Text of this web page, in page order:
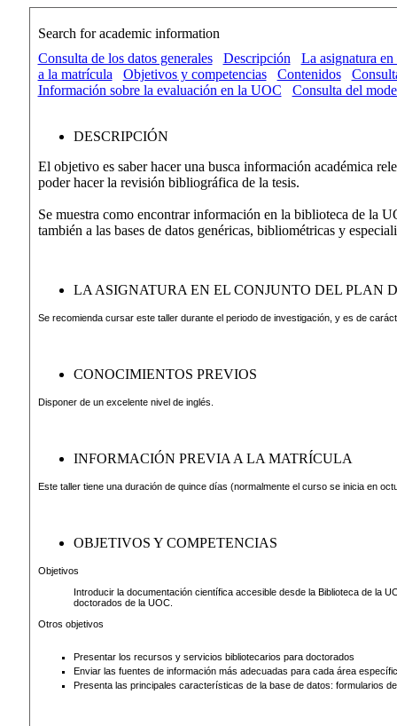
Search for academic information
Consulta de los datos generales
Descripción
La asignatura
a la matrícula
Objetivos y competencias Contenidos
Información sobre la evaluación en la UOC
Consulta del
DESCRIPCIÓN
El objetivo es saber hacer una busca información académica
poder hacer la revisión bibliográfica de la tesis.
Se muestra como encontrar información en la biblioteca de la
también a las bases de datos genéricas, bibliométricas y
LA ASIGNATURA EN EL CONJUNTO DEL PLAN
Se recomienda cursar este taller durante el periodo de investigación, y es de
CONOCIMIENTOS PREVIOS
Disponer de un excelente nivel de inglés.
INFORMACIÓN PREVIA A LA MATRÍCULA
Este taller tiene una duración de quince días (normalmente el curso se inicia en
OBJETIVOS Y COMPETENCIAS
Objetivos
Introducir la documentación científica accesible desde la Biblioteca de la
doctorados de la UOC.
Otros objetivos
Presentar los recursos y servicios bibliotecarios para doctorados
Enviar las fuentes de información más adecuadas para cada área
Presenta las principales características de la base de datos: formularios